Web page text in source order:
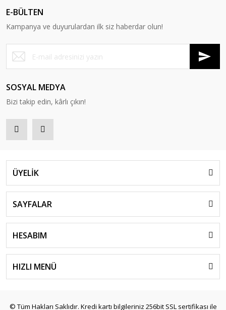
E-BÜLTEN
Kampanya ve duyurulardan ilk siz haberdar olun!
SOSYAL MEDYA
Bizi takip edin, kârlı çıkın!
ÜYELİK
SAYFALAR
HESABIM
HIZLI MENÜ
© Tüm Hakları Saklıdır. Kredi kartı bilgileriniz 256bit SSL sertifikası ile